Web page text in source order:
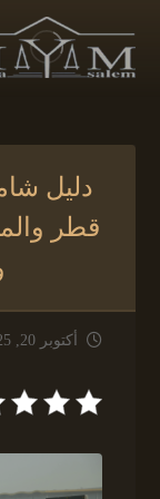
دليل
قطر
أكتوبر 20, 2025